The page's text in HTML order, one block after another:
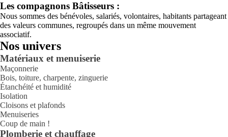
Les compagnons Bâtisseurs :
Nous sommes des bénévoles, salariés, volontaires, habitants partageant
des valeurs communes, regroupés dans un même mouvement
associatif.
Nos univers
Matériaux et menuiserie
Maçonnerie
Bois, toiture, charpente, zinguerie
Étanchéité et humidité
Isolation
Cloisons et plafonds
Menuiseries
Coup de main !
Plomberie et chauffage